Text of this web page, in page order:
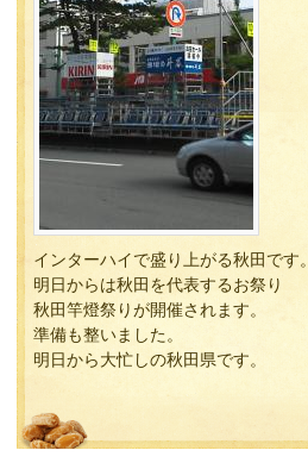
インターハイで盛り上がる秋田です。
明日からは秋田を代表するお祭り
秋田竿燈祭りが開催されます。
準備も整いました。
明日から大忙しの秋田県です。